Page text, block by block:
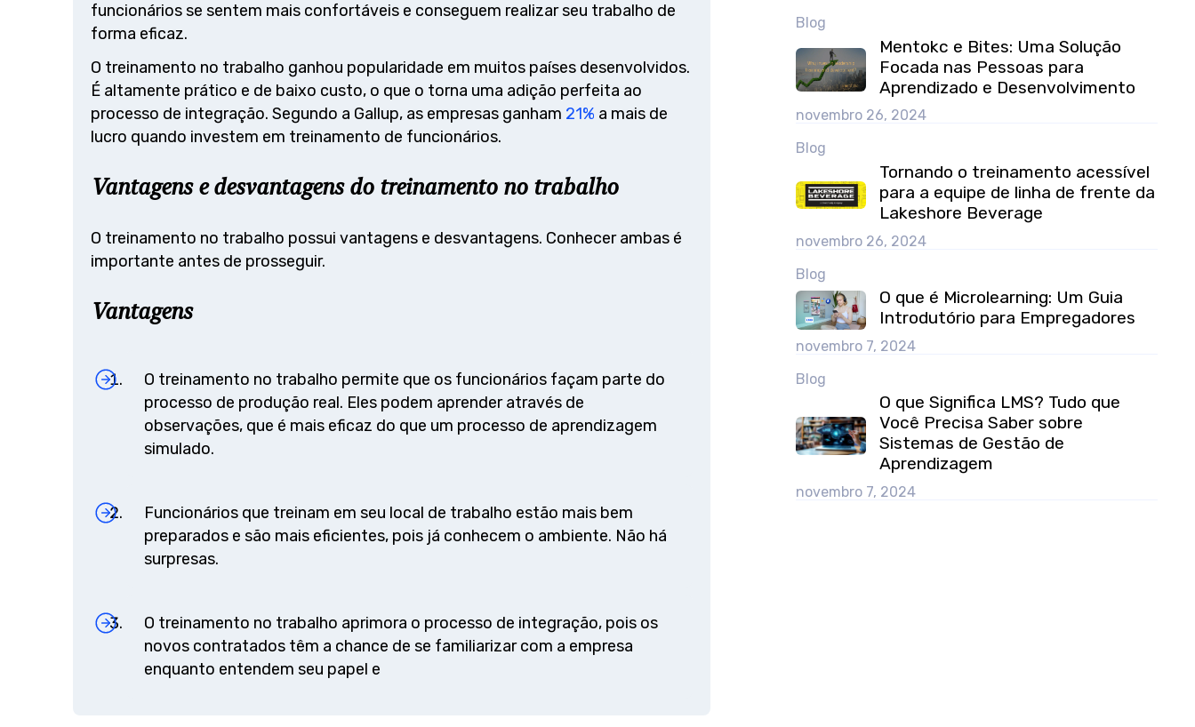
Blog
Mentokc e Bites: Uma Solução
Focada nas Pessoas para
Aprendizado e Desenvolvimento
novembro 26, 2024
Blog
Tornando o treinamento acessível
para a equipe de linha de frente da
Lakeshore Beverage
novembro 26, 2024
Blog
O que é Microlearning: Um Guia
Introdutório para Empregadores
novembro 7, 2024
Blog
O que Significa LMS? Tudo que
Você Precisa Saber sobre
Sistemas de Gestão de
Aprendizagem
novembro 7, 2024
funcionários se sentem mais confortáveis e conseguem realizar seu trabalho de
forma eficaz.
O treinamento no trabalho ganhou popularidade em muitos países desenvolvidos.
É altamente prático e de baixo custo, o que o torna uma adição perfeita ao
processo de integração. Segundo a Gallup, as empresas ganham 21% a mais de
lucro quando investem em treinamento de funcionários.
Vantagens e desvantagens do treinamento no trabalho
O treinamento no trabalho possui vantagens e desvantagens. Conhecer ambas é
importante antes de prosseguir.
Vantagens
O treinamento no trabalho permite que os funcionários façam parte do
processo de produção real. Eles podem aprender através de
observações, que é mais eficaz do que um processo de aprendizagem
simulado.
Funcionários que treinam em seu local de trabalho estão mais bem
preparados e são mais eficientes, pois já conhecem o ambiente. Não há
surpresas.
O treinamento no trabalho aprimora o processo de integração, pois os
novos contratados têm a chance de se familiarizar com a empresa
enquanto entendem seu papel e